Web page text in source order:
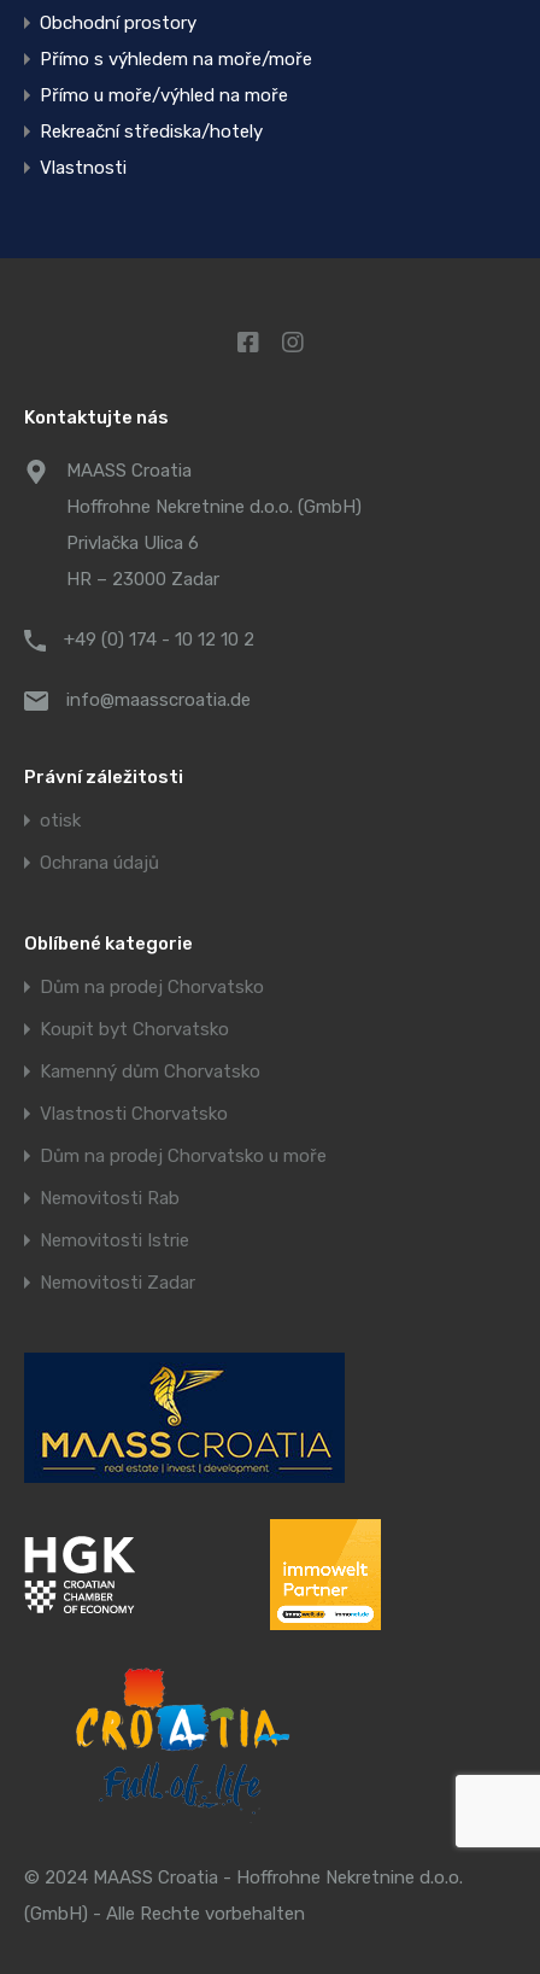
Obchodní prostory
Přímo s výhledem na moře/moře
Přímo u moře/výhled na moře
Rekreační střediska/hotely
Vlastnosti
Kontaktujte nás
MAASS Croatia
Hoffrohne Nekretnine d.o.o. (GmbH)
Privlačka Ulica 6
HR – 23000 Zadar
+49 (0) 174 - 10 12 10 2
info@maasscroatia.de
Právní záležitosti
otisk
Ochrana údajů
Oblíbené kategorie
Dům na prodej Chorvatsko
Koupit byt Chorvatsko
Kamenný dům Chorvatsko
Vlastnosti Chorvatsko
Dům na prodej Chorvatsko u moře
Nemovitosti Rab
Nemovitosti Istrie
Nemovitosti Zadar
© 2024 MAASS Croatia - Hoffrohne Nekretnine d.o.o.
(GmbH) - Alle Rechte vorbehalten